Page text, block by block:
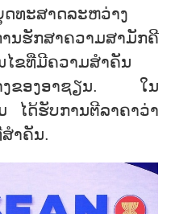
ດທະສາດລະຫວ່າງ
ຮັກສາຄວາມສາມັກຄີ
ໄຂທີ່ມີຄວາມສຳຄັນ
າງຂອງອາຊຽນ. ໃນ
ໄດ້ຮັບການຕີລາຄາວ່າ
ຳຄັນ.